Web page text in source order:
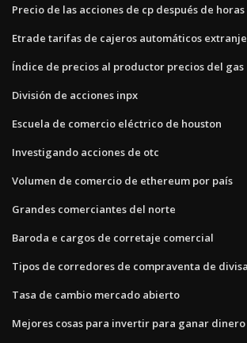
Precio de las acciones de cp después de horas
Etrade tarifas de cajeros automáticos
Índice de precios al productor precios del gas
División de acciones inpx
Escuela de comercio eléctrico de houston
Investigando acciones de otc
Volumen de comercio de ethereum por país
Grandes comerciantes del norte
Baroda e cargos de corretaje comercial
Tipos de corredores de compraventa de
Tasa de cambio mercado abierto
Mejores cosas para invertir para ganar